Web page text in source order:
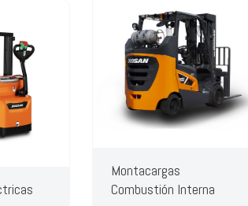
Montacargas
Combustión Interna